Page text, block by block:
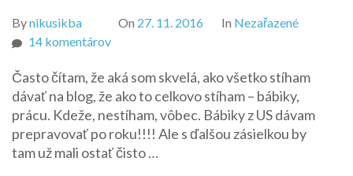
Bynikusikba On 27. 11. 2016 In Nezařazené
14 komentárovna
od
Zuzinky
Často čítam, že aká som skvelá, ako všetko stíham
dávať na blog, že ako to celkovo stíham – bábiky,
prácu. Kdeže, nestíham, vôbec. Bábiky z US dávam
prepravovať po roku!!!! Ale s ďalšou zásielkou by
tam už mali ostať čisto …